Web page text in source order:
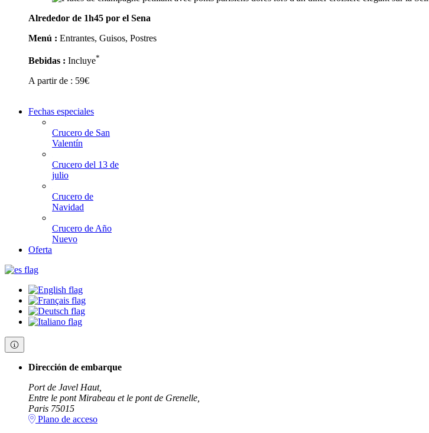
Alrededor de 1h45 por el Sena
Menú : Entrantes, Guisos, Postres
Bebidas : Incluye*
A partir de : 59€
Fechas especiales
Crucero de San
Valentín
Crucero del 13 de
julio
Crucero de
Navidad
Crucero de Año
Nuevo
Oferta
Dirección de embarque
Port de Javel Haut,
Entre le pont Mirabeau et le pont de Grenelle,
Paris 75015
Plano de acceso